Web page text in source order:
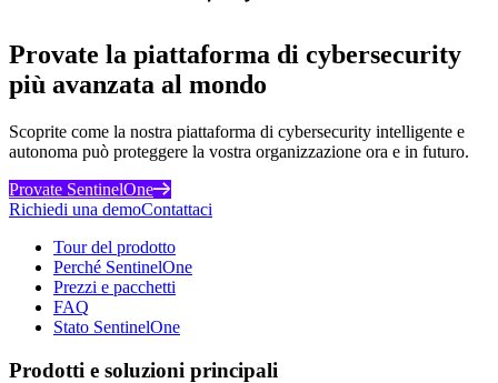
Provate la piattaforma di cybersecurity
più avanzata al mondo
Scoprite come la nostra piattaforma di cybersecurity intelligente e
autonoma può proteggere la vostra organizzazione ora e in futuro.
Provate SentinelOne
Richiedi una demoContattaci
Tour del prodotto
Perché SentinelOne
Prezzi e pacchetti
FAQ
Stato SentinelOne
Prodotti e soluzioni principali